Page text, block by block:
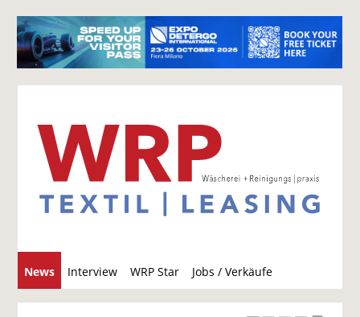
News Interview WRP Star Jobs / Verkäufe
u
c